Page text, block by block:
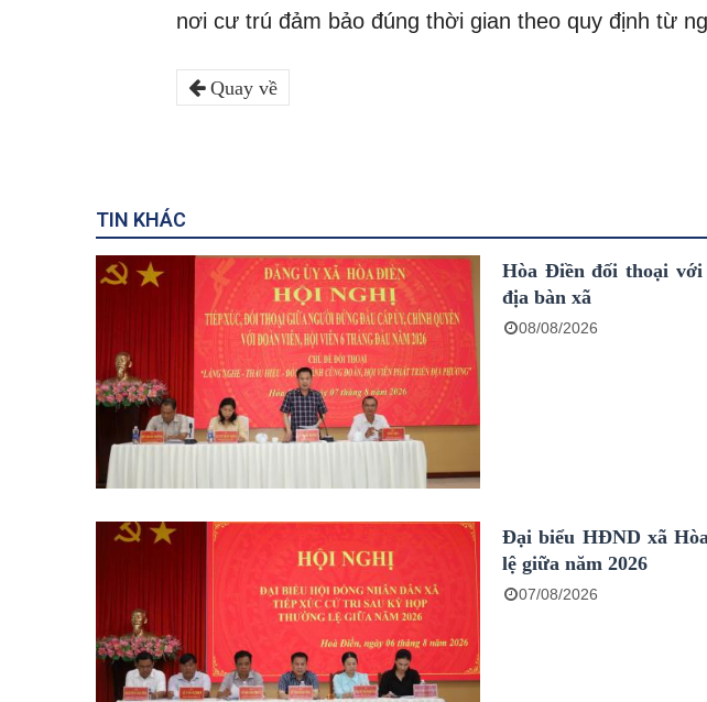
nơi cư trú đảm bảo đúng thời gian theo quy định từ
Quay về
TIN KHÁC
Hòa Điền đối thoại
địa bàn xã
08/08/2026
Đại biểu HĐND xã
lệ giữa năm 2026
07/08/2026